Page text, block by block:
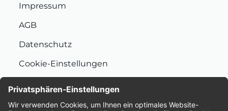
Impressum
AGB
Datenschutz
Cookie-Einstellungen